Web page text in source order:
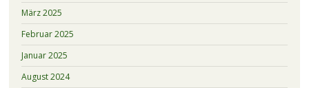
März 2025
Februar 2025
Januar 2025
August 2024